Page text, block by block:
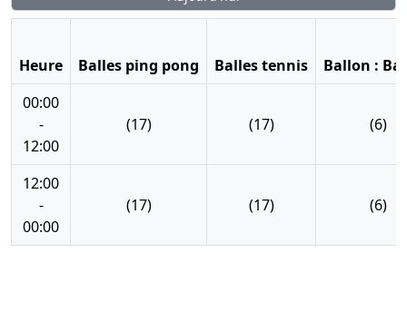
Heure Balles ping pong Balles tennis
Ballon :
00:00
-
12:00
(17) (17) (6)
12:00
-
00:00
(17) (17) (6)